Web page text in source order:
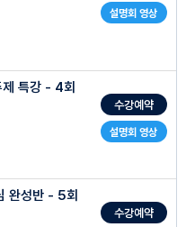
설명회 영상
설명회 영상
특강 - 4회
수강예약
완성반 - 5회
수강예약